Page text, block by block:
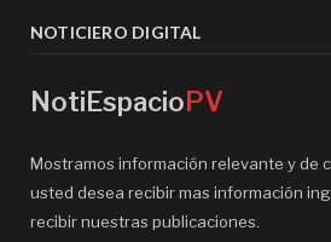
NOTICIERO DIGITAL
NotiEspacioPV
Mostramos información relevante y de
usted desea recibir mas información
recibir nuestras publicaciones.